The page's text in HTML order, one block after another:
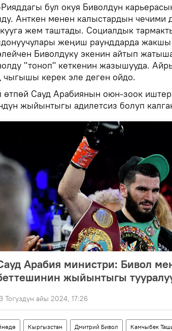
бул окуя Биволдун
Анткен менен калыстардын чечими
жем таштады. Социалдык
жеңиш раунддарда жакшы
Биволдуку экенин айтып
"тоноп" кеткенин жазышууда.
чыгышы керек эле деген ойдо.
өтпөй Сауд Арабиянын оюн-зоок
жыйынтыгы адилетсиз болуп
Арабия министри: Бивол
жыйынтыгы
Тогуздун айы 2024, 17:26
Кыргызстан Дмитрий Бивол Камчыбек